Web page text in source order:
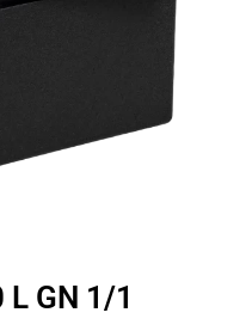
GN 1/1